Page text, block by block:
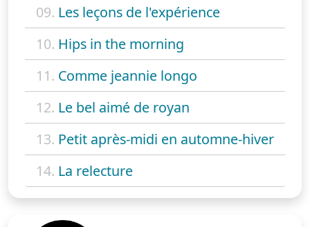
09. Les leçons de l'expérience
10. Hips in the morning
11. Comme jeannie longo
12. Le bel aimé de royan
13. Petit après-midi en automne-hiver
14. La relecture